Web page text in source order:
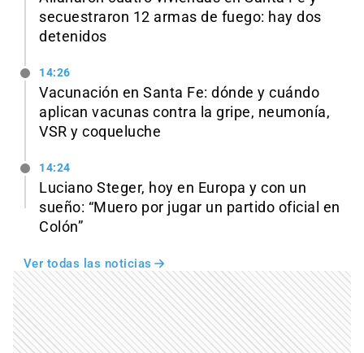
secuestraron 12 armas de fuego: hay dos
detenidos
14:26
Vacunación en Santa Fe: dónde y cuándo
aplican vacunas contra la gripe, neumonía,
VSR y coqueluche
14:24
Luciano Steger, hoy en Europa y con un
sueño: “Muero por jugar un partido oficial en
Colón”
Ver todas las noticias